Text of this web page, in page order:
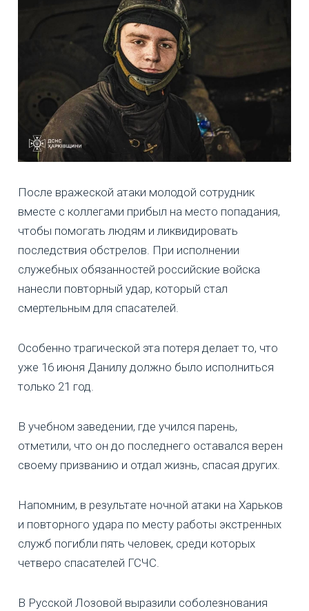
После вражеской атаки молодой сотрудник
вместе с коллегами прибыл на место попадания,
чтобы помогать людям и ликвидировать
последствия обстрелов. При исполнении
служебных обязанностей российские войска
нанесли повторный удар, который стал
смертельным для спасателей.
Особенно трагической эта потеря делает то, что
уже 16 июня Данилу должно было исполниться
только 21 год.
В учебном заведении, где учился парень,
отметили, что он до последнего оставался верен
своему призванию и отдал жизнь, спасая других.
Напомним, в результате ночной атаки на Харьков
и повторного удара по месту работы экстренных
служб погибли пять человек, среди которых
четверо спасателей ГСЧС.
В Русской Лозовой выразили соболезнования